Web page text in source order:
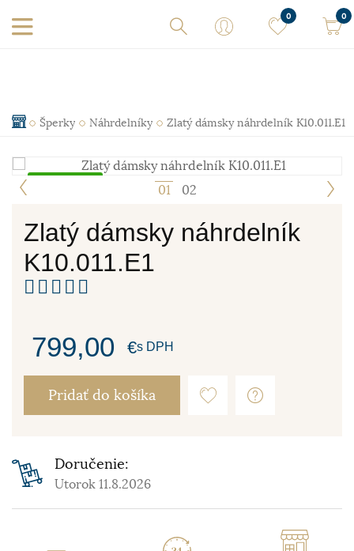
0 0
Šperky Náhrdelníky Zlatý dámsky náhrdelník K10.011.E1
1 2
Zlatý dámsky náhrdelník
K10.011.E1
799,00 €s DPH
Pridať do košíka
Doručenie:
Utorok 11.8.2026